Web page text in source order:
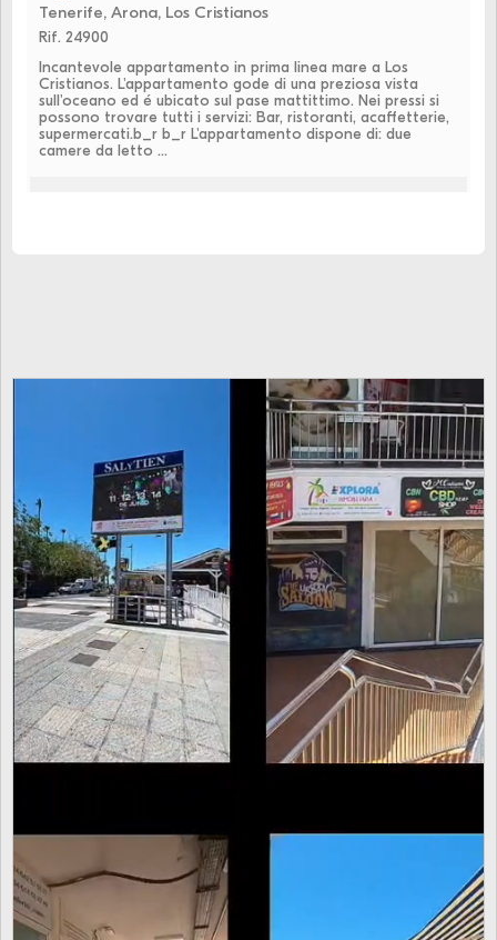
Tenerife, Arona, Los Cristianos
Rif. 24900
Incantevole appartamento in prima linea mare a Los
Cristianos. L'appartamento gode di una preziosa vista
sull'oceano ed é ubicato sul pase mattittimo. Nei pressi si
possono trovare tutti i servizi: Bar, ristoranti, acaffetterie,
supermercati.b_r b_r L'appartamento dispone di: due
camere da letto ...